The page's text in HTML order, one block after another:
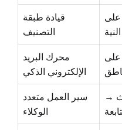
قيادة طبقة
التصنيف
على
النية
محرك البريد
الإلكتروني الذكي
سير العمل متعدد
الوكلاء
→